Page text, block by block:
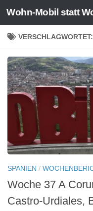
Zum Inhalt springen
Wohn-Mobil statt
VERSCHLAGWORTET:
SPANIEN /
Woche 37 A
Castro-Urdiales,